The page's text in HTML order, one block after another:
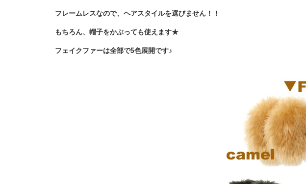
フレームレスなので、ヘアスタイルを選びません！！
もちろん、帽子をかぶっても使えます★
フェイクファーは全部で5色展開です♪